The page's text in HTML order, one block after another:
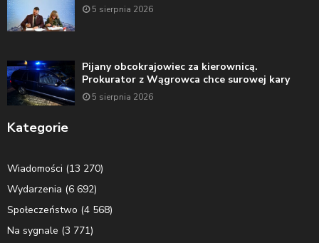
5 sierpnia 2026
Pijany obcokrajowiec za kierownicą.
Prokurator z Wągrowca chce surowej kary
5 sierpnia 2026
Kategorie
Wiadomości (13 270)
Wydarzenia (6 692)
Społeczeństwo (4 568)
Na sygnale (3 771)